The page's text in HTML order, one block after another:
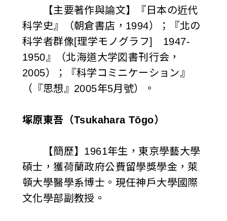
【主要著作與論文】『日本の近代
科学史』（朝倉書店，1994）；『北の
科学者群像[理学モノグラフ] 1947-
1950』（北海道大学図書刊行会，
2005）；『科学コミニケーション』
（『思想』2005年5月號）。
塚原東吾（Tsukahara Tōgo）
【簡歷】1961年生，東京學藝大學
碩士，獲荷蘭政府公費留學獎學金，萊
頓大學醫學系博士。現任神戶大學國際
文化學部副教授。